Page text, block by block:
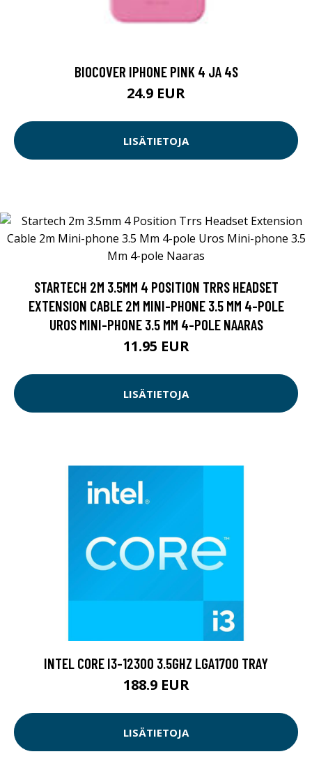
BIOCOVER IPHONE PINK 4 JA 4S
24.9 EUR
LISÄTIETOJA
STARTECH 2M 3.5MM 4 POSITION TRRS HEADSET
EXTENSION CABLE 2M MINI-PHONE 3.5 MM 4-POLE
UROS MINI-PHONE 3.5 MM 4-POLE NAARAS
11.95 EUR
LISÄTIETOJA
INTEL CORE I3-12300 3.5GHZ LGA1700 TRAY
188.9 EUR
LISÄTIETOJA